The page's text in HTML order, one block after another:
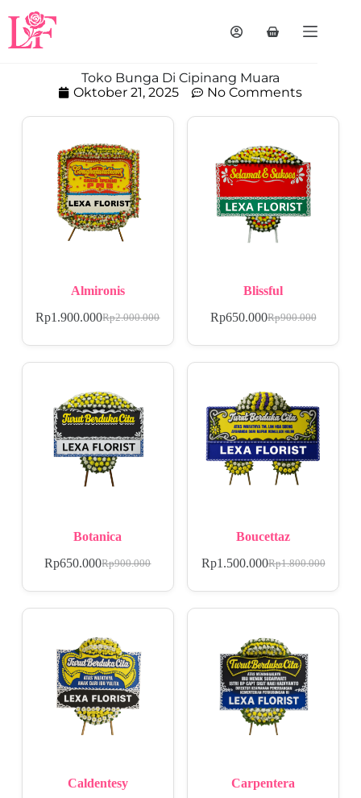
Toko Bunga Di Cipinang Muara
Oktober 21, 2025
No Comments
Almironis
Rp2.000.000
Rp1.900.000
Blissful
Rp900.000
Rp650.000
Botanica
Rp900.000
Rp650.000
Boucettaz
Rp1.800.000
Rp1.500.000
Caldentesy Carpentera